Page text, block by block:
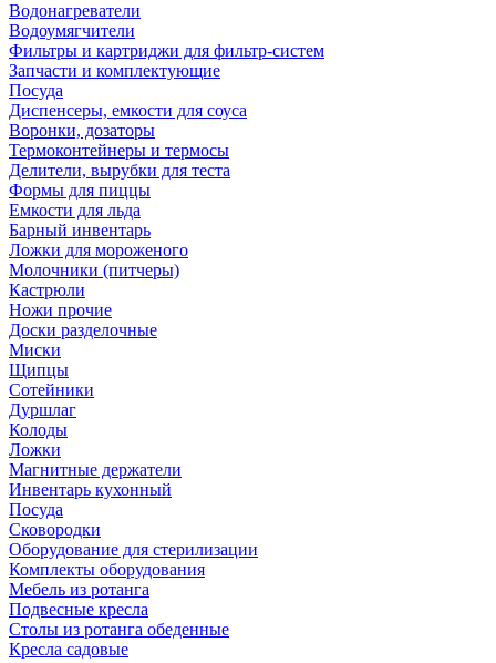
Водонагреватели
Водоумягчители
Фильтры и картриджи для фильтр-систем
Запчасти и комплектующие
Посуда
Диспенсеры, емкости для соуса
Воронки, дозаторы
Термоконтейнеры и термосы
Делители, вырубки для теста
Формы для пиццы
Емкости для льда
Барный инвентарь
Ложки для мороженого
Молочники (питчеры)
Кастрюли
Ножи прочие
Доски разделочные
Миски
Щипцы
Сотейники
Дуршлаг
Колоды
Ложки
Магнитные держатели
Инвентарь кухонный
Посуда
Сковородки
Оборудование для стерилизации
Комплекты оборудования
Мебель из ротанга
Подвесные кресла
Столы из ротанга обеденные
Кресла садовые